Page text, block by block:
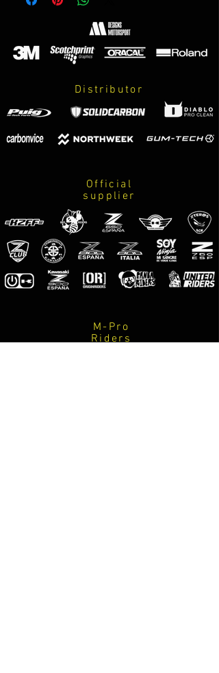
transportador para facilitar su
El kit incluye: adhesivos e
instrucciones de cuidados y montaje.
PERSONALIZABLES!
1- escoger el color de la Z
Distributor
Official
supplier
M-Pro
Riders